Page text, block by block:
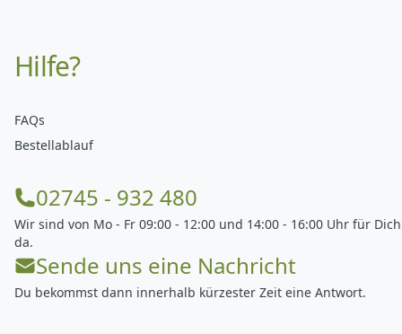
Hilfe?
FAQs
Bestellablauf
02745 - 932 480
Wir sind von Mo - Fr 09:00 - 12:00 und 14:00 - 16:00 Uhr für Dich
da.
Sende uns eine Nachricht
Du bekommst dann innerhalb kürzester Zeit eine Antwort.